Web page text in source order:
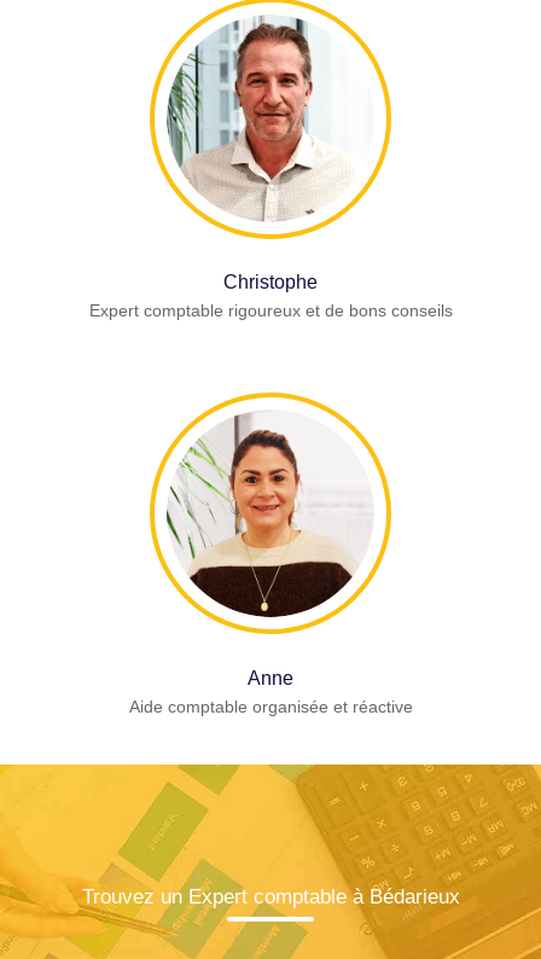
Christophe
Expert comptable rigoureux et de bons conseils
Anne
Aide comptable organisée et réactive
Trouvez un Expert comptable à Bédarieux